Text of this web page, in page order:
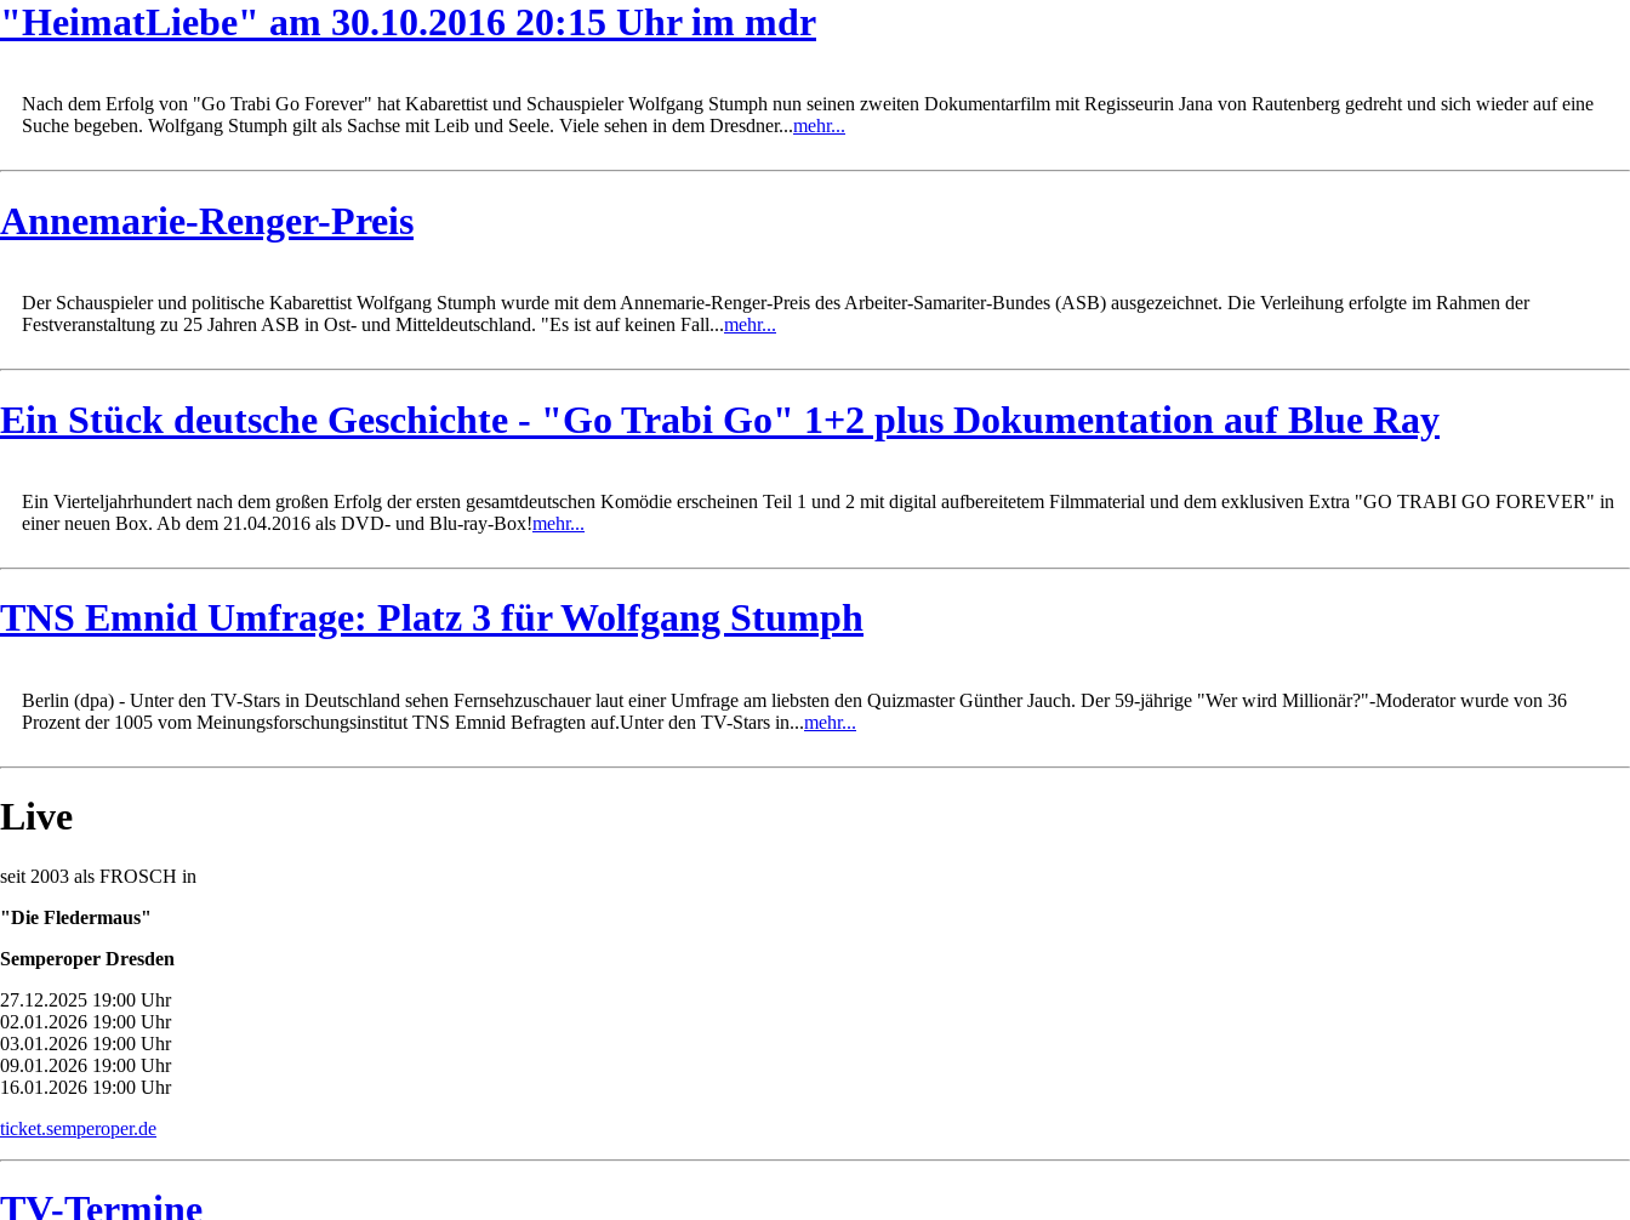
"HeimatLiebe" am 30.10.2016 20:15 Uhr im mdr
Nach dem Erfolg von "Go Trabi Go Forever" hat Kabarettist und Schauspieler Wolfgang Stumph nun seinen zweiten Dokumentarfilm mit Regisseurin Jana von Rautenberg gedreht und sich wieder auf eine
Suche begeben. Wolfgang Stumph gilt als Sachse mit Leib und Seele. Viele sehen in dem Dresdner...mehr...
Annemarie-Renger-Preis
Der Schauspieler und politische Kabarettist Wolfgang Stumph wurde mit dem Annemarie-Renger-Preis des Arbeiter-Samariter-Bundes (ASB) ausgezeichnet. Die Verleihung erfolgte im Rahmen der
Festveranstaltung zu 25 Jahren ASB in Ost- und Mitteldeutschland. "Es ist auf keinen Fall...mehr...
Ein Stück deutsche Geschichte - "Go Trabi Go" 1+2 plus Dokumentation auf Blue Ray
Ein Vierteljahrhundert nach dem großen Erfolg der ersten gesamtdeutschen Komödie erscheinen Teil 1 und 2 mit digital aufbereitetem Filmmaterial und dem exklusiven Extra "GO TRABI GO FOREVER" in
einer neuen Box. Ab dem 21.04.2016 als DVD- und Blu-ray-Box!mehr...
TNS Emnid Umfrage: Platz 3 für Wolfgang Stumph
Berlin (dpa) - Unter den TV-Stars in Deutschland sehen Fernsehzuschauer laut einer Umfrage am liebsten den Quizmaster Günther Jauch. Der 59-jährige "Wer wird Millionär?"-Moderator wurde von 36
Prozent der 1005 vom Meinungsforschungsinstitut TNS Emnid Befragten auf.Unter den TV-Stars in...mehr...
Live
seit 2003 als FROSCH in
"Die Fledermaus"
Semperoper Dresden
27.12.2025 19:00 Uhr
02.01.2026 19:00 Uhr
03.01.2026 19:00 Uhr
09.01.2026 19:00 Uhr
16.01.2026 19:00 Uhr
ticket.semperoper.de
TV-Termine